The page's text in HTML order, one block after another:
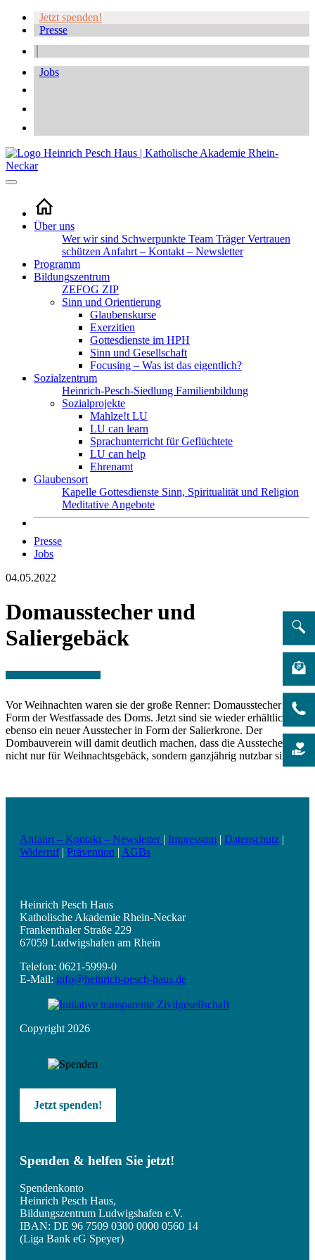
Jetzt spenden!
Presse
Jobs
Über uns
Wer wir sind Schwerpunkte Team TrägerVertrauen
schützen Anfahrt – Kontakt – Newsletter
Programm
Bildungszentrum
ZEFOG ZIP
Sinn und Orientierung
Glaubenskurse
Exerzitien
Gottesdienste im HPH
Sinn und Gesellschaft
Focusing – Was ist das eigentlich?
Sozialzentrum
Heinrich-Pesch-Siedlung Familienbildung
Sozialprojekte
Mahlze!t LU
LU can learn
Sprachunterricht für Geflüchtete
LU can help
Ehrenamt
Glaubensort
Kapelle Gottesdienste Sinn, Spiritualität und Religion
Meditative Angebote
Presse
Jobs
04.05.2022
Domausstecher und
Saliergebäck
Vor Weihnachten waren sie der große Renner: Domausstecher in
Form der Westfassade des Doms. Jetzt sind sie wieder erhältlich,
ebenso ein neuer Ausstecher in Form der Salierkrone. Der
Dombauverein will damit deutlich machen, dass die Ausstecher
nicht nur für Weihnachtsgebäck, sondern ganzjährig nutzbar sind.
Anfahrt – Kontakt – Newsletter | Impressum | Datenschutz |
Widerruf| Prävention | AGBs
Heinrich Pesch Haus
Katholische Akademie Rhein-Neckar
Frankenthaler Straße 229
67059 Ludwigshafen am Rhein
Telefon: 0621-5999-0
E-Mail: info@heinrich-pesch-haus.de
Copyright 2026
Jetzt spenden!
Spenden & helfen Sie jetzt!
Spendenkonto
Heinrich Pesch Haus,
Bildungszentrum Ludwigshafen e.V.
IBAN: DE 96 7509 0300 0000 0560 14
(Liga Bank eG Speyer)